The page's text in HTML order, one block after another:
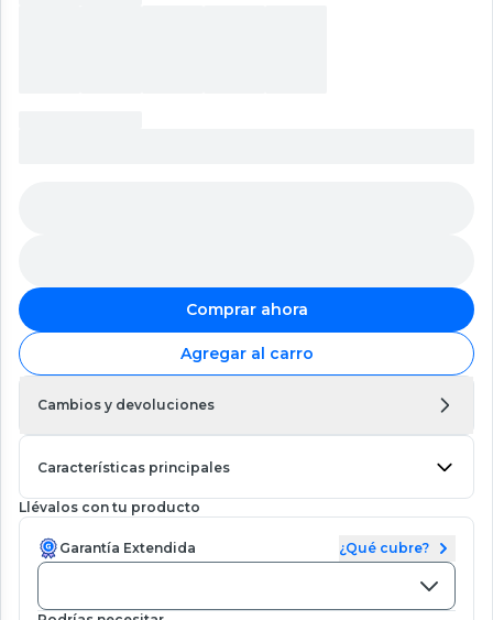
Comprar ahora
Agregar al carro
Cambios y devoluciones
Características principales
Llévalos con tu producto
Garantía Extendida ¿Qué cubre?